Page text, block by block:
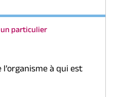
particulier
à qui est